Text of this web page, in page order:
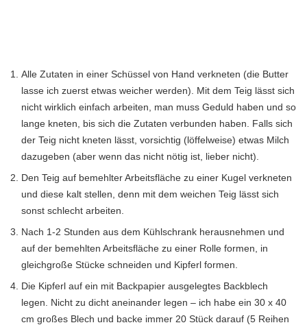
Alle Zutaten in einer Schüssel von Hand verkneten (die Butter
lasse ich zuerst etwas weicher werden). Mit dem Teig lässt sich
nicht wirklich einfach arbeiten, man muss Geduld haben und so
lange kneten, bis sich die Zutaten verbunden haben. Falls sich
der Teig nicht kneten lässt, vorsichtig (löffelweise) etwas Milch
dazugeben (aber wenn das nicht nötig ist, lieber nicht).
Den Teig auf bemehlter Arbeitsfläche zu einer Kugel verkneten
und diese kalt stellen, denn mit dem weichen Teig lässt sich
sonst schlecht arbeiten.
Nach 1-2 Stunden aus dem Kühlschrank herausnehmen und
auf der bemehlten Arbeitsfläche zu einer Rolle formen, in
gleichgroße Stücke schneiden und Kipferl formen.
Die Kipferl auf ein mit Backpapier ausgelegtes Backblech
legen. Nicht zu dicht aneinander legen – ich habe ein 30 x 40
cm großes Blech und backe immer 20 Stück darauf (5 Reihen